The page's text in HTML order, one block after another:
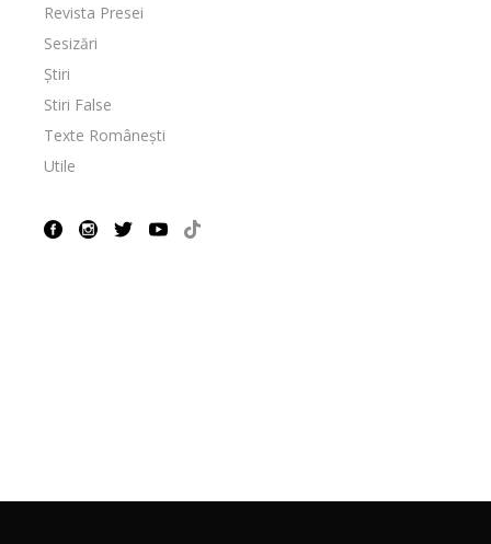
Revista Presei
Sesizări
Știri
Stiri False
Texte Românești
Utile